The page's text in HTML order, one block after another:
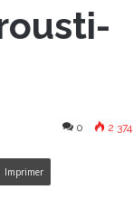
0 2 374
Imprimer